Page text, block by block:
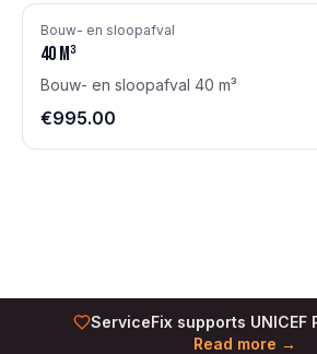
Bouw- en sloopafval
40 m³
Bouw- en sloopafval 40 m³
€995.00
ServiceFix supports UNICEF
Read more →